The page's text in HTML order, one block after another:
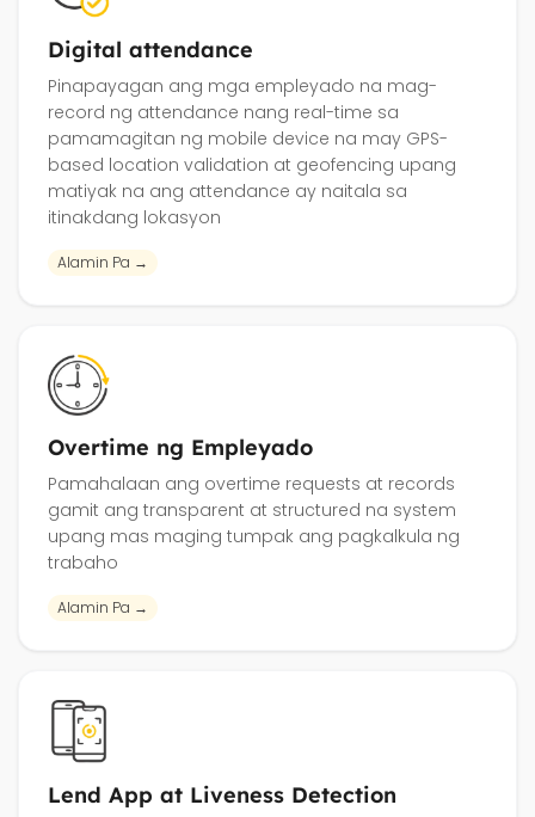
Digital attendance
Pinapayagan ang mga empleyado na mag-
record ng attendance nang real-time sa
pamamagitan ng mobile device na may GPS-
based location validation at geofencing upang
matiyak na ang attendance ay naitala sa
itinakdang lokasyon
Alamin Pa →
Overtime ng Empleyado
Pamahalaan ang overtime requests at records
gamit ang transparent at structured na system
upang mas maging tumpak ang pagkalkula ng
trabaho
Alamin Pa →
Lend App at Liveness Detection